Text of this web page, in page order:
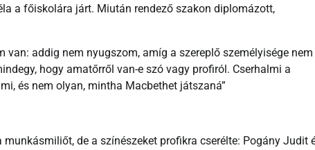
a főiskolára járt. Miután rendező szakon diplomázott,
addig nem nyugszom, amíg a szereplő személyisége nem
hogy amatőrről van-e szó vagy profiról. Cserhalmi a
és nem olyan, mintha Macbethet játszaná”
munkásmiliőt, de a színészeket profikra cserélte: Pogány Judit